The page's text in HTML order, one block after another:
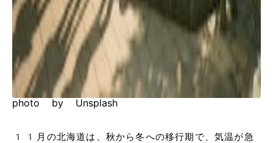
photo by Unsplash
11月の北海道は、秋から冬への移行期で、気温が急